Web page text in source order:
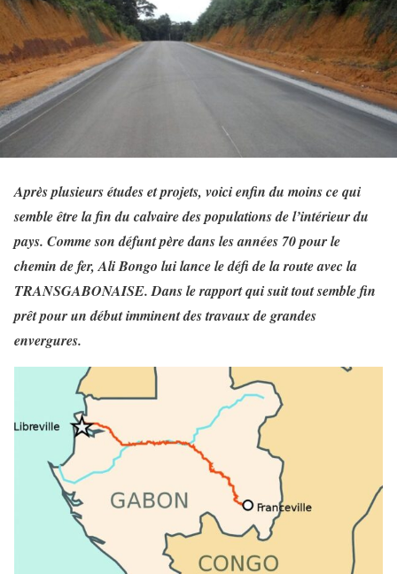
Après plusieurs études et projets, voici enfin du moins ce qui
semble être la fin du calvaire des populations de l’intérieur du
pays. Comme son défunt père dans les années 70 pour le
chemin de fer, Ali Bongo lui lance le défi de la route avec la
TRANSGABONAISE. Dans le rapport qui suit tout semble fin
prêt pour un début imminent des travaux de grandes
envergures.